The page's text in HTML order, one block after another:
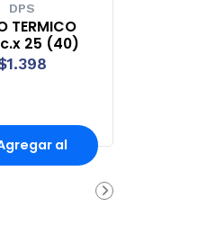
DPS
TERMICO
25 (40)
al